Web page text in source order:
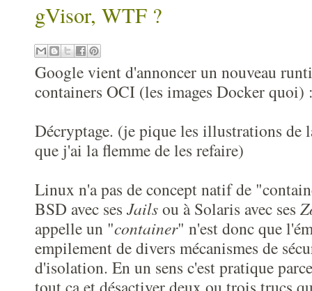
gVisor, WTF ?
Google vient d'annoncer un nouveau
containers OCI (les images Docker
Décryptage. (je pique les illustrations de
que j'ai la flemme de les refaire)
Linux n'a pas de concept natif de
BSD avec ses Jailsou à Solaris avec ses
appelle un "container" n'est donc que
empilement de divers mécanismes de
d'isolation. En un sens c'est pratique